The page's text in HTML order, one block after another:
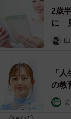
ビーカーにすっ
した。
めちゃめちゃ可
2歳
に
「
の教